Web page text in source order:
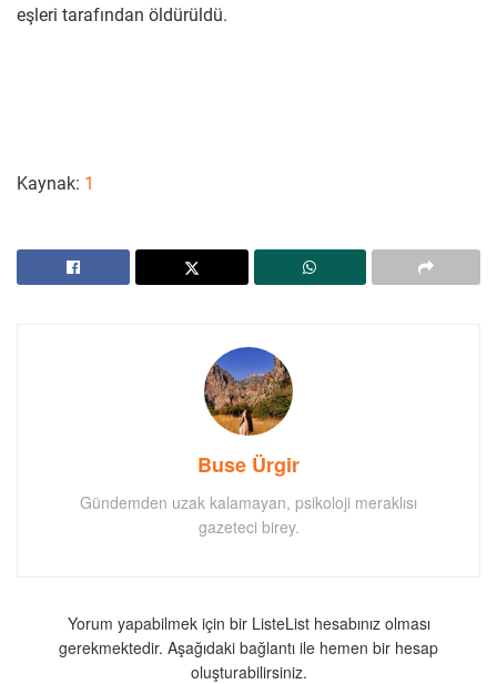
eşleri tarafından öldürüldü.
Kaynak: 1
Buse Ürgir
Gündemden uzak kalamayan, psikoloji meraklısı
gazeteci birey.
Yorum yapabilmek için bir ListeList hesabınız olması
gerekmektedir. Aşağıdaki bağlantı ile hemen bir hesap
oluşturabilirsiniz.